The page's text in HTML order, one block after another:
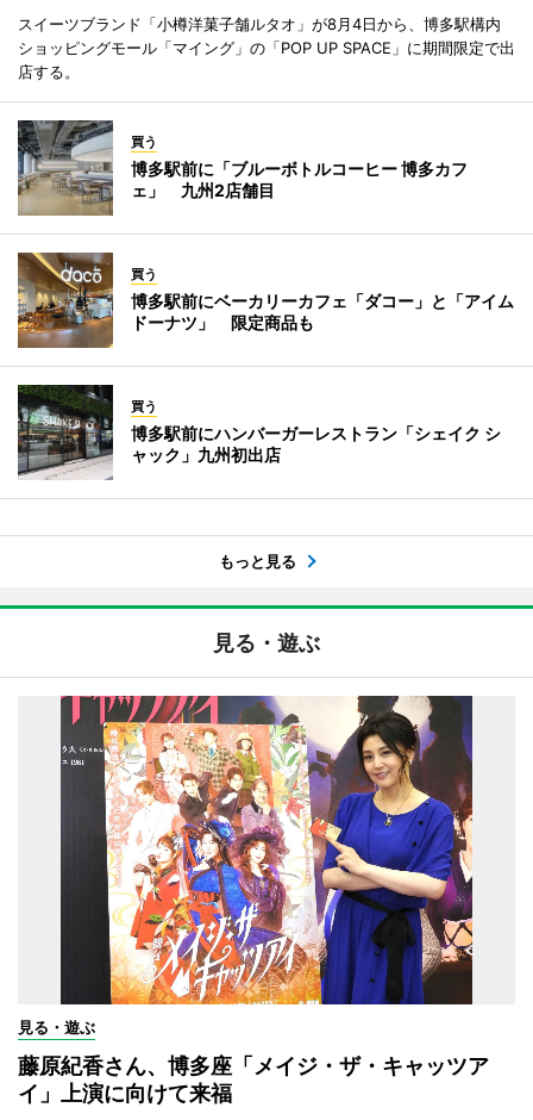
スイーツブランド「小樽洋菓子舗ルタオ」が8月4日から、博多駅構内
ショッピングモール「マイング」の「POP UP SPACE」に期間限定で出
店する。
買う
博多駅前に「ブルーボトルコーヒー 博多カフ
ェ」 九州2店舗目
買う
博多駅前にベーカリーカフェ「ダコー」と「アイム
ドーナツ」 限定商品も
買う
博多駅前にハンバーガーレストラン「シェイク シ
ャック」九州初出店
もっと見る
見る・遊ぶ
見る・遊ぶ
藤原紀香さん、博多座「メイジ・ザ・キャッツア
イ」上演に向けて来福